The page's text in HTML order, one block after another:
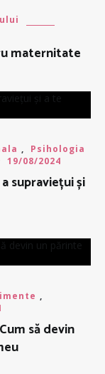
maternitate
,
Psihologia
19/08/2024
supraviețui și
,
să devin